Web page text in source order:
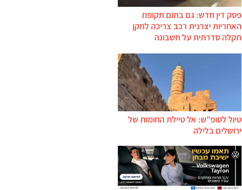
פסק דין חדש: גם בתום תקופת
האחריות יצרנית רכב צריכה לתקן
תקלה סדרתית על חשבונה
טיול לסופ"ש: אל טיילת החומות של
ירושלים בלילה